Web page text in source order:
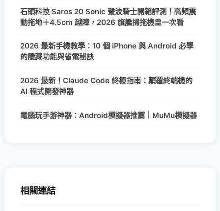
石頭科技 Saros 20 Sonic 聲波騎士開箱評測！高頻震
動拖地＋4.5cm 越障，2026 旗艦掃拖機皇一次看
2026 最新手機教學：10 個 iPhone 與 Android 必學
的隱藏功能與省電秘訣
2026 最新！Claude Code 終極指南：顛覆終端機的
AI 程式開發神器
電腦玩手游神器：Android模擬器推薦｜MuMu模擬器
相關連結